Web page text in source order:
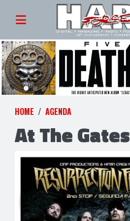
HOME AGENDA
At The Gates